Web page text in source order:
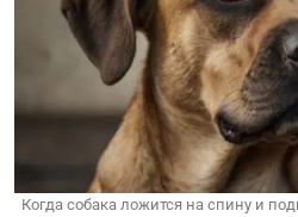
Когда собака ложится на спину и